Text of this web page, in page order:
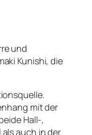
und
Kunishi, die
mit der
Hall-,
auch in der